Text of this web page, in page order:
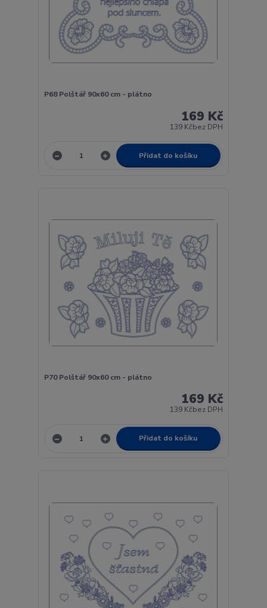
P68 Polštář 90x60 cm - plátno
169 Kč
139 Kčbez DPH
Přidat do košíku
P70 Polštář 90x60 cm - plátno
169 Kč
139 Kčbez DPH
Přidat do košíku